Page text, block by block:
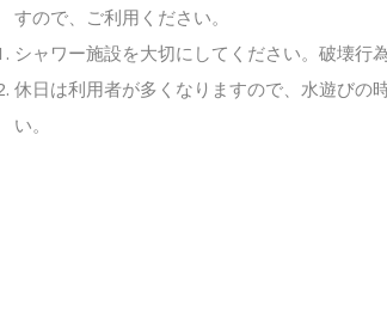
すので、ご利用ください。
シャワー施設を大切にしてください。破壊行
休日は利用者が多くなりますので、水遊びの
い。